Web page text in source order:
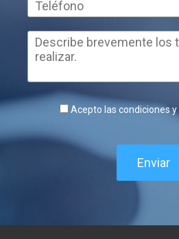
Acepto las condiciones
Enviar